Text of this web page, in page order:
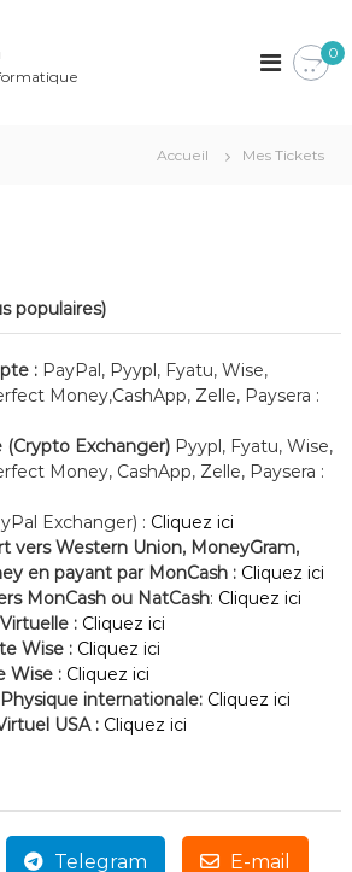
0
Accueil Mes Tickets
populaires)
:PayPal, Pyypl, Fyatu, Wise,
Money,CashApp, Zelle, Paysera :
Exchanger)Pyypl, Fyatu, Wise,
Money, CashApp, Zelle, Paysera :
Exchanger) : Cliquez ici
vers Western Union, MoneyGram,
en payant par MonCash : Cliquez ici
MonCash ou NatCash: Cliquez ici
: Cliquez ici
Wise : Cliquez ici
Wise : Cliquez ici
internationale: Cliquez ici
USA : Cliquez ici
Telegram E-mail